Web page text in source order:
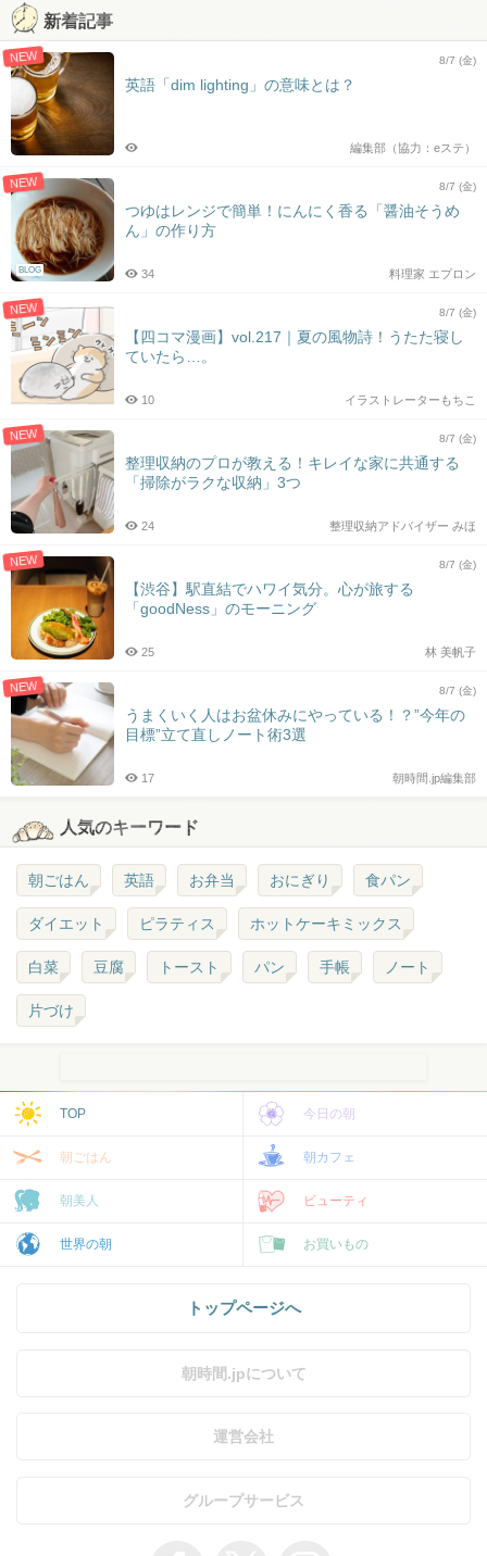
新着記事
NEW 8/7 (金)
英語「dim lighting」の意味とは？
編集部（協力：eステ）
NEW
BLOG
8/7 (金)
つゆはレンジで簡単！にんにく香る「醤油そうめ
ん」の作り方
料理家 エプロン
34
NEW 8/7 (金)
【四コマ漫画】vol.217｜夏の風物詩！うたた寝し
ていたら…。
イラストレーターもちこ
10
NEW 8/7 (金)
整理収納のプロが教える！キレイな家に共通する
「掃除がラクな収納」3つ
整理収納アドバイザー みほ
24
NEW 8/7 (金)
【渋谷】駅直結でハワイ気分。心が旅する
「goodNess」のモーニング
林 美帆子
25
NEW 8/7 (金)
うまくいく人はお盆休みにやっている！？”今年の
目標”立て直しノート術3選
朝時間.jp編集部
17
人気のキーワード
朝ごはん 英語 お弁当 おにぎり 食パン
ダイエット ピラティス ホットケーキミックス
白菜 豆腐 トースト パン 手帳 ノート
片づけ
TOP 今日の朝
朝ごはん 朝カフェ
朝美人 ビューティ
世界の朝 お買いもの
トップページへ
朝時間.jpについて
運営会社
グループサービス